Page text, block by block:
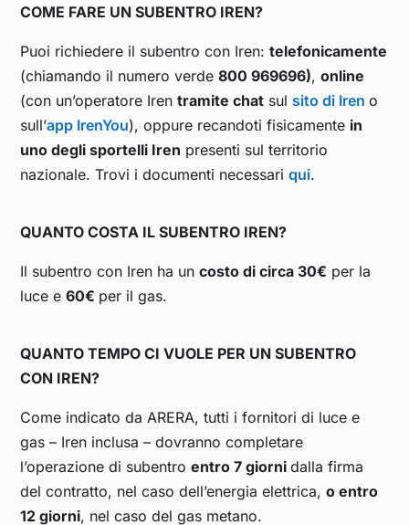
COME FARE UN SUBENTRO IREN?
Puoi richiedere il subentro con Iren:telefonicamente
(chiamando il numero verde800 969696),online
(con un’operatore Irentramite chat sul sito di Ireno
sull’app IrenYou), oppure recandoti fisicamente in
uno degli sportelli Iren presenti sul territorio
nazionale. Trovi i documenti necessariqui.
QUANTO COSTA IL SUBENTRO IREN?
Il subentro con Iren ha uncosto di circa 30€ per la
luce e60€ per il gas.
QUANTO TEMPO CI VUOLE PER UN SUBENTRO
CON IREN?
Come indicato da ARERA, tutti i fornitori di luce e
gas – Iren inclusa – dovranno completare
l’operazione di subentroentro 7 giornidalla firma
del contratto, nel caso dell’energia elettrica,o entro
12 giorni, nel caso del gas metano.